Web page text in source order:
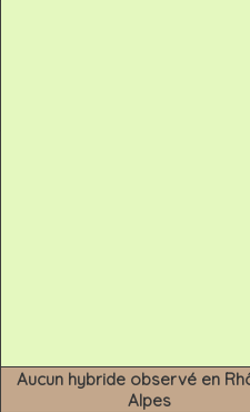
Aucun hybride observé en
Alpes